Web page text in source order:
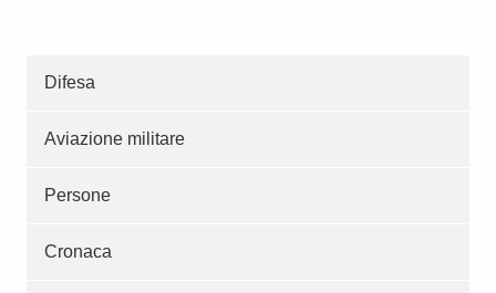
Difesa
Aviazione militare
Persone
Cronaca